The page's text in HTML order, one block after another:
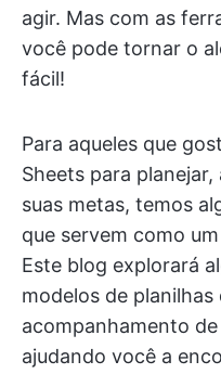
agir. Mas com as
você pode tornar o
fácil!
Para aqueles que
Sheets para
suas metas, temos
que servem como
Este blog explorará
modelos de
acompanhamento
ajudando você a